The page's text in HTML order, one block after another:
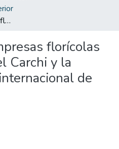
Clúster de las empresas florícolas de la provincia del Carchi y la comercialización internacional de las rosas
florícolas
Carchi y la
de